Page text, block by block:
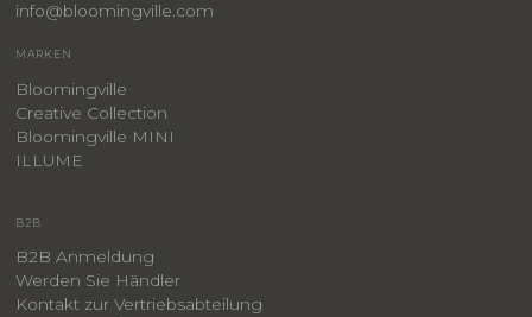
info@bloomingville.com
MARKEN
Bloomingville
Creative Collection
Bloomingville MINI
ILLUME
B2B
B2B Anmeldung
Werden Sie Händler
Kontakt zur Vertriebsabteilung